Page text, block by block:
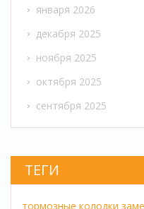
января 2026
декабря 2025
ноября 2025
октября 2025
сентября 2025
ТЕГИ
тормозные колодки